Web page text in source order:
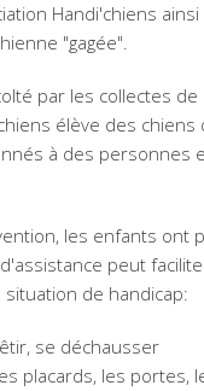
Handi'chiens
"gagée".
par les collectes de
élève des chiens
à des personnes
les enfants ont
peut
de handicap:
se déchausser
placards, les portes,